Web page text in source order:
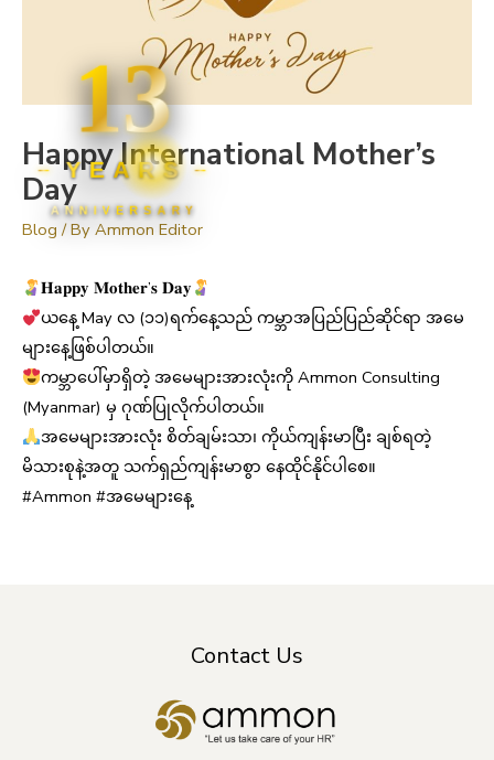
13
YEARS
ANNIVERSARY
Happy International Mother’s
Day
Blog / By Ammon Editor
𝐇𝐚𝐩𝐩𝐲 𝐌𝐨𝐭𝐡𝐞𝐫’𝐬 𝐃𝐚𝐲
ယနေ့ May လ (၁၁)ရက်နေ့သည် ကမ္ဘာအပြည်ပြည်ဆိုင်ရာ အမေ
များနေ့ဖြစ်ပါတယ်။
ကမ္ဘာပေါ်မှာရှိတဲ့ အမေများအားလုံးကို Ammon Consulting
(Myanmar) မှ ဂုဏ်ပြုလိုက်ပါတယ်။
အမေများအားလုံး စိတ်ချမ်းသာ၊ ကိုယ်ကျန်းမာပြီး ချစ်ရတဲ့
မိသားစုနဲ့အတူ သက်ရှည်ကျန်းမာစွာ နေထိုင်နိုင်ပါစေ။
#Ammon #အမေများနေ့
Contact Us